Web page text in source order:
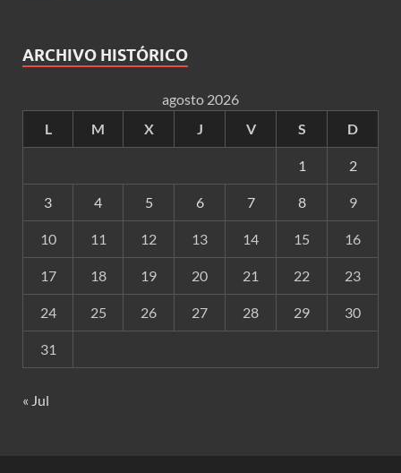
ARCHIVO HISTÓRICO
agosto 2026
L
M X J V S D
1 2
3 4 5 6 7 8 9
10 11 12 13 14 15 16
17 18 19 20 21 22 23
24 25 26 27 28 29 30
31
« Jul